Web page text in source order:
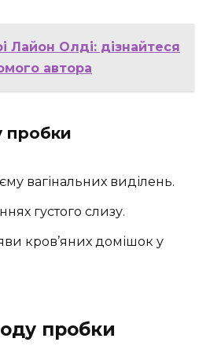
Лайон Олді: дізнайтеся
автора
пробки
вагінальних виділень.
густого слизу.
кров’яних домішок у
пробки